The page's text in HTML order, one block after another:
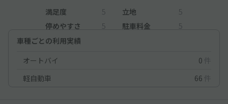
満足度 5 立地
5
停めやすさ
5 駐車料金
5
車種ごとの利用実績
オートバイ
0 件
軽自動車
66 件